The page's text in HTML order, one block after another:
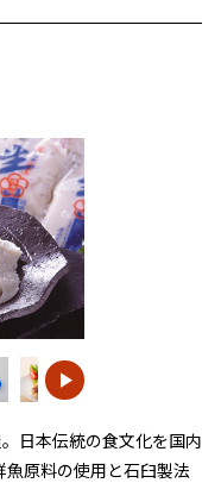
日本伝統の食文化を国内
原料の使用と石臼製法